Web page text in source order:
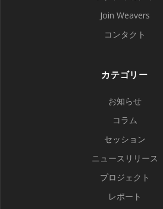
Join Weavers
コンタクト
カテゴリー
お知らせ
コラム
セッション
ニュースリリース
プロジェクト
レポート